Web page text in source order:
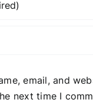
email, and
next time I